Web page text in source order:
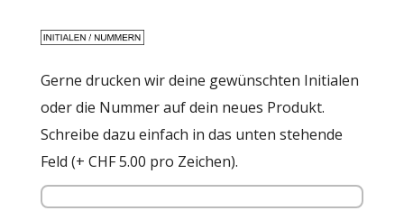
Gerne drucken wir deine gewünschten Initialen
oder die Nummer auf dein neues Produkt.
Schreibe dazu einfach in das unten stehende
Feld (+ CHF 5.00 pro Zeichen).